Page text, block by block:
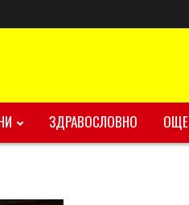
ЗДРАВОСЛОВНО ОЩЕ